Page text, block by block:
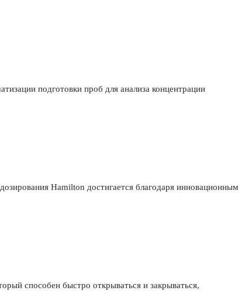
подготовки проб для анализа концентрации
Hamilton достигается благодаря инновационным
способен быстро открываться и закрываться,